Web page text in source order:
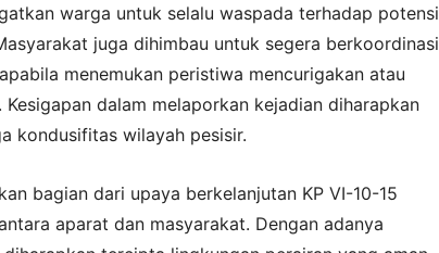
warga untuk selalu waspada terhadap potensi
juga dihimbau untuk segera berkoordinasi
menemukan peristiwa mencurigakan atau
dalam melaporkan kejadian diharapkan
kondusifitas wilayah pesisir.
bagian dari upaya berkelanjutan KP VI-10-15
aparat dan masyarakat. Dengan adanya